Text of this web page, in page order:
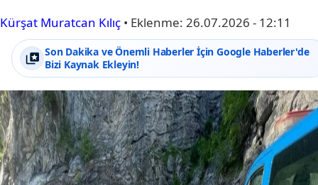
Kürşat Muratcan Kılıç • Eklenme: 26.07.2026 - 12:11
Son Dakika ve Önemli Haberler İçin Google Haberler'de
Bizi Kaynak Ekleyin!